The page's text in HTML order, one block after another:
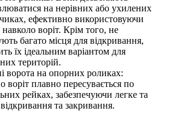
на нерівних або ухилених
ефективно використовуючи
навколо воріт. Крім того, не
багато місця для відкривання,
їх ідеальним варіантом для
територій.
ворота на опорних роликах:
воріт плавно пересувається по
рейках, забезпечуючи легке та
та закривання.